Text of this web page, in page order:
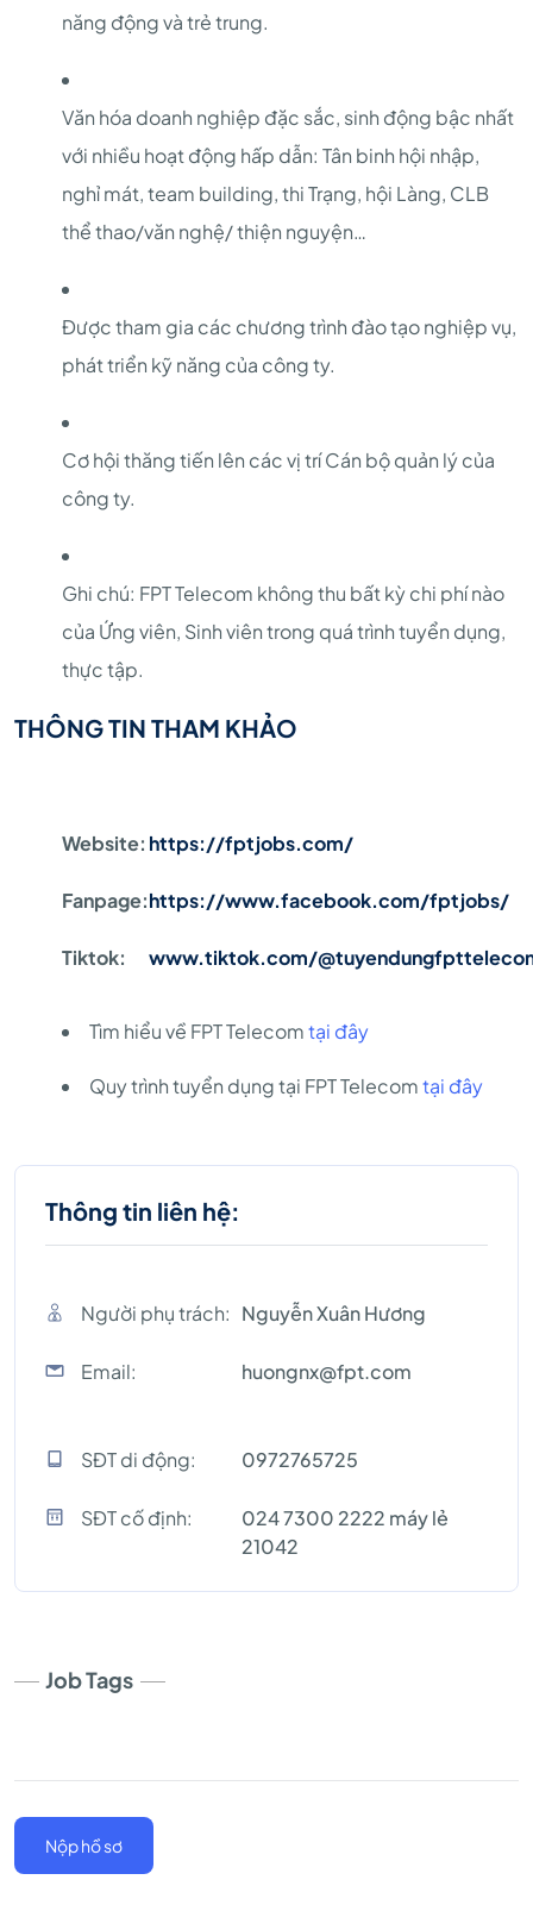
năng động và trẻ trung.
Văn hóa doanh nghiệp đặc sắc, sinh động bậc nhất
với nhiều hoạt động hấp dẫn: Tân binh hội nhập,
nghỉ mát, team building, thi Trạng, hội Làng, CLB
thể thao/văn nghệ/ thiện nguyện…
Được tham gia các chương trình đào tạo nghiệp vụ,
phát triển kỹ năng của công ty.
Cơ hội thăng tiến lên các vị trí Cán bộ quản lý của
công ty.
Ghi chú: FPT Telecom không thu bất kỳ chi phí nào
của Ứng viên, Sinh viên trong quá trình tuyển dụng,
thực tập.
THÔNG TIN THAM KHẢO
Website: https://fptjobs.com/
Fanpage:https://www.facebook.com/fptjobs/
Tiktok: www.tiktok.com/
Tìm hiểu về FPT Telecomtại đây
Quy trình tuyển dụng tại FPT Telecomtại đây
Thông tin liên hệ:
Người phụ trách: Nguyễn Xuân Hương
Email: huongnx@fpt.com
SĐT di động: 0972765725
SĐT cố định:
024 7300 2222 máy lẻ
21042
Job Tags
Nộp hồ sơ